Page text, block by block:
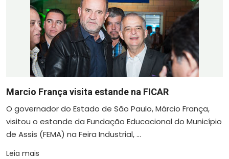
Marcio França visita estande na FICAR
O governador do Estado de São Paulo, Márcio França,
visitou o estande da Fundação Educacional do Município
de Assis (FEMA) na Feira Industrial, ...
Leia mais